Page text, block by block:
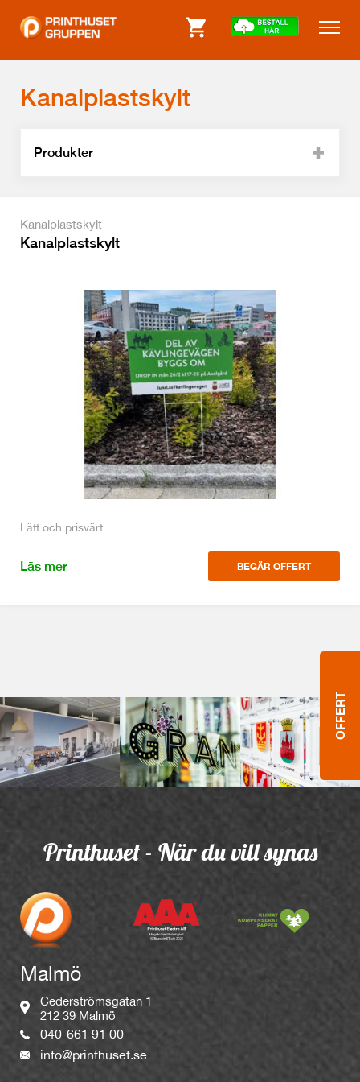
Kanalplastskylt
Produkter
Kanalplastskylt
Kanalplastskylt
Lätt och prisvärt
Läs mer BEGÄR OFFERT
Printhuset - När du vill synas
Malmö
Cederströmsgatan 1
212 39 Malmö
040-661 91 00
info@printhuset.se
OFFERT